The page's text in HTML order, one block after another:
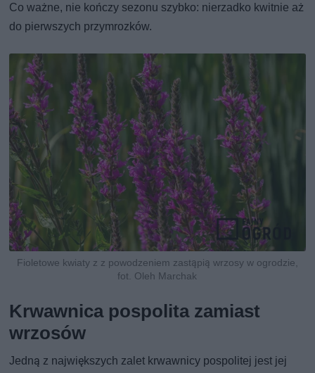
Co ważne, nie kończy sezonu szybko: nierzadko kwitnie aż
do pierwszych przymrozków.
Fioletowe kwiaty z z powodzeniem zastąpią wrzosy w ogrodzie,
fot. Oleh Marchak
Krwawnica pospolita zamiast
wrzosów
Jedną z największych zalet krwawnicy pospolitej jest jej